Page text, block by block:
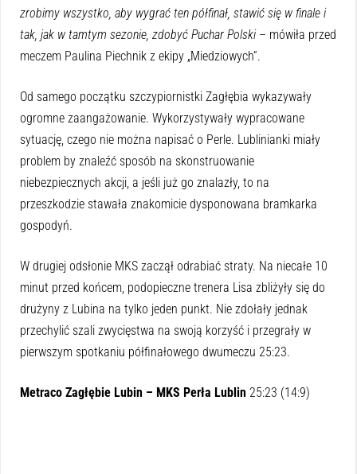
zrobimy wszystko, aby wygrać ten półfinał, stawić się w finale i
tak, jak w tamtym sezonie, zdobyć Puchar Polski– mówiła przed
meczem Paulina Piechnik z ekipy „Miedziowych”.
Od samego początku szczypiornistki Zagłębia wykazywały
ogromne zaangażowanie. Wykorzystywały wypracowane
sytuację, czego nie można napisać o Perle. Lublinianki miały
problem by znaleźć sposób na skonstruowanie
niebezpiecznych akcji, a jeśli już go znalazły, to na
przeszkodzie stawała znakomicie dysponowana bramkarka
gospodyń.
W drugiej odsłonie MKS zaczął odrabiać straty. Na niecałe 10
minut przed końcem, podopieczne trenera Lisa zbliżyły się do
drużyny z Lubina na tylko jeden punkt. Nie zdołały jednak
przechylić szali zwycięstwa na swoją korzyść i przegrały w
pierwszym spotkaniu półfinałowego dwumeczu 25:23.
Metraco Zagłębie Lubin – MKS Perła Lublin 25:23 (14:9)